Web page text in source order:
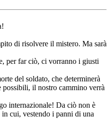
di risolvere il mistero. Ma sarà
per far ciò, ci vorranno i giusti
del soldato, che determinerà
il nostro cammino verrà
internazionale! Da ciò non è
cui, vestendo i panni di una